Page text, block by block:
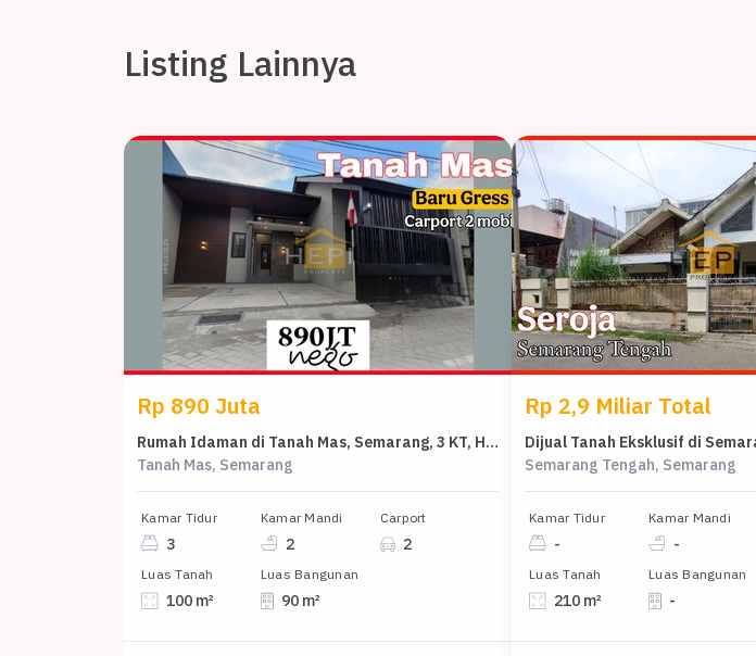
Listing Lainnya
Rp 890 Juta
Rumah Idaman di Tanah Mas, Semarang, 3 KT, Harga 890 Juta
Tanah Mas, Semarang
Kamar Tidur
3
Kamar Mandi
2
Carport
2
Luas Tanah
100 m²
Luas Bangunan
90 m²
Rp 2,9 Miliar Total
Semarang Tengah, Semarang
Kamar Tidur
-
Kamar Mandi
-
Luas Tanah
210 m²
Luas Bangunan
-